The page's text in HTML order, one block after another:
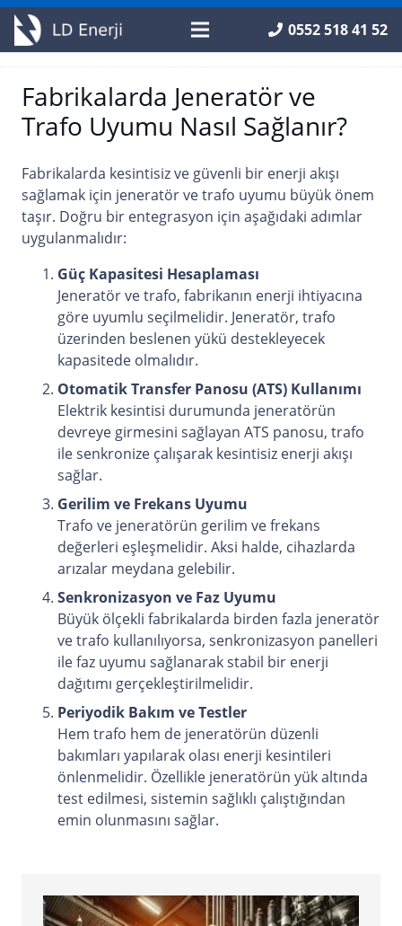
0552 518 41 52
Fabrikalarda Jeneratör ve
Trafo Uyumu Nasıl Sağlanır?
Fabrikalarda kesintisiz ve güvenli bir enerji akışı
sağlamak için jeneratör ve trafo uyumu büyük önem
taşır. Doğru bir entegrasyon için aşağıdaki adımlar
uygulanmalıdır:
Güç Kapasitesi Hesaplaması
Jeneratör ve trafo, fabrikanın enerji ihtiyacına
göre uyumlu seçilmelidir. Jeneratör, trafo
üzerinden beslenen yükü destekleyecek
kapasitede olmalıdır.
Otomatik Transfer Panosu (ATS) Kullanımı
Elektrik kesintisi durumunda jeneratörün
devreye girmesini sağlayan ATS panosu, trafo
ile senkronize çalışarak kesintisiz enerji akışı
sağlar.
Gerilim ve Frekans Uyumu
Trafo ve jeneratörün gerilim ve frekans
değerleri eşleşmelidir. Aksi halde, cihazlarda
arızalar meydana gelebilir.
Senkronizasyon ve Faz Uyumu
Büyük ölçekli fabrikalarda birden fazla jeneratör
ve trafo kullanılıyorsa, senkronizasyon panelleri
ile faz uyumu sağlanarak stabil bir enerji
dağıtımı gerçekleştirilmelidir.
Periyodik Bakım ve Testler
Hem trafo hem de jeneratörün düzenli
bakımları yapılarak olası enerji kesintileri
önlenmelidir. Özellikle jeneratörün yük altında
test edilmesi, sistemin sağlıklı çalıştığından
emin olunmasını sağlar.